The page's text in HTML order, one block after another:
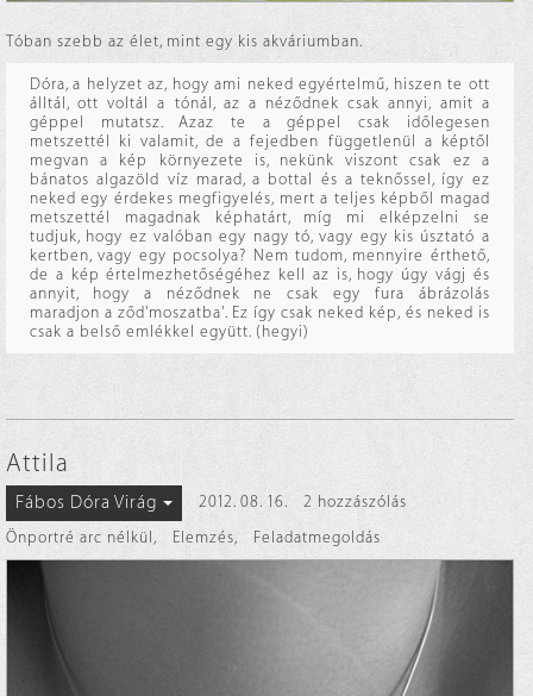
Tóban szebb az élet, mint egy kis akváriumban.
Dóra, a helyzet az, hogy ami neked egyértelmű, hiszen te ott
álltál, ott voltál a tónál, az a néződnek csak annyi, amit a
géppel mutatsz. Azaz te a géppel csak időlegesen
metszettél ki valamit, de a fejedben függetlenül a képtől
megvan a kép környezete is, nekünk viszont csak ez a
bánatos algazöld víz marad, a bottal és a teknőssel, így ez
neked egy érdekes megfigyelés, mert a teljes képből magad
metszettél magadnak képhatárt, míg mi elképzelni se
tudjuk, hogy ez valóban egy nagy tó, vagy egy kis úsztató a
kertben, vagy egy pocsolya? Nem tudom, mennyire érthető,
de a kép értelmezhetőségéhez kell az is, hogy úgy vágj és
annyit, hogy a néződnek ne csak egy fura ábrázolás
maradjon a ződ'moszatba'. Ez így csak neked kép, és neked is
csak a belső emlékkel együtt. (hegyi)
Attila
Fábos Dóra Virág 2012. 08. 16.
2 hozzászólás
Önportré arc nélkül , Elemzés, Feladatmegoldás